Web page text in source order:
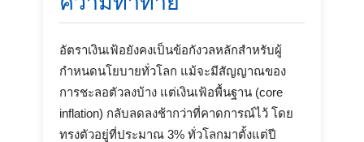
อัตราเงินเฟ้อยังคงเป็นข้อกังวลหลักสำหรับผู้
กำหนดนโยบายทั่วโลก แม้จะมีสัญญาณของ
การชะลอตัวลงบ้าง แต่เงินเฟ้อพื้นฐาน (core
inflation) กลับลดลงช้ากว่าที่คาดการณ์ไว้ โดย
ทรงตัวอยู่ที่ประมาณ 3% ทั่วโลกมาตั้งแต่ปี